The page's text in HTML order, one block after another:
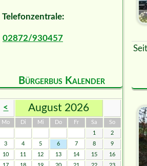
Telefonzentrale:
02872/930457
Bürgerbus Kalender
< August 2026
Montag DienstagMittwoch
Donnerstag
Freitag SamstagSonntag
1
2
3
4 5 6 7 8
9
10
11 12 13 14 15
16